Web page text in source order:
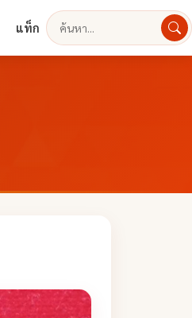
แท็ก
ค้นหา